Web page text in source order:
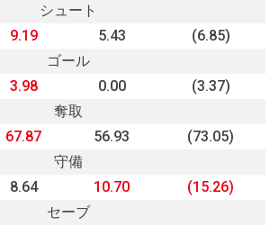
シュート
9.19 5.43
(6.85)
ゴール
3.98 0.00
(3.37)
奪取
67.87 56.93
(73.05)
守備
8.64 10.70
(15.26)
セーブ